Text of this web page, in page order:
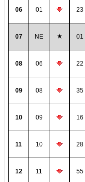
06 01 23
07 NE 01
08 06 22
09 08 35
10 09 16
11 10 28
12 11 55